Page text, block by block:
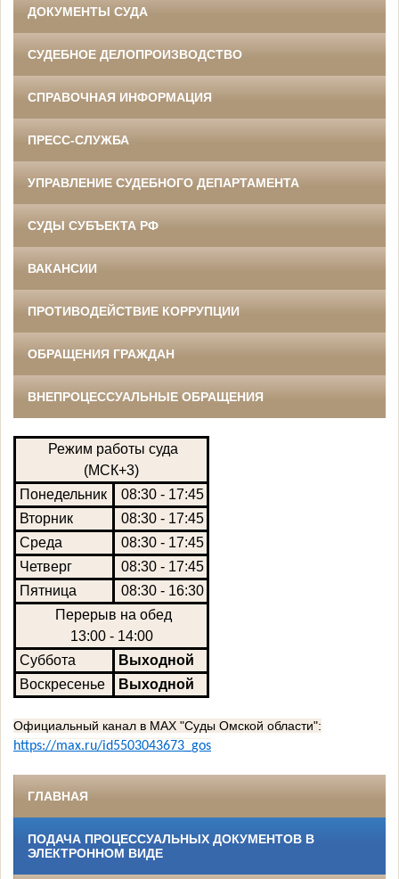
ДОКУМЕНТЫ СУДА
СУДЕБНОЕ ДЕЛОПРОИЗВОДСТВО
СПРАВОЧНАЯ ИНФОРМАЦИЯ
ПРЕСС-СЛУЖБА
УПРАВЛЕНИЕ СУДЕБНОГО ДЕПАРТАМЕНТА
СУДЫ СУБЪЕКТА РФ
ВАКАНСИИ
ПРОТИВОДЕЙСТВИЕ КОРРУПЦИИ
ОБРАЩЕНИЯ ГРАЖДАН
ВНЕПРОЦЕССУАЛЬНЫЕ ОБРАЩЕНИЯ
Режим работы суда
(МСК+3)
Понедельник
08:30 - 17:45
Вторник
08:30 - 17:45
Среда
08:30 - 17:45
Четверг
08:30 - 17:45
Пятница
08:30 - 16:30
Перерыв на обед
13:00 - 14:00
Суббота
Выходной
Воскресенье
Выходной
Официальный канал в МАХ "Суды Омской области":
https://max.ru/id5503043673_ gos
ГЛАВНАЯ
ПОДАЧА ПРОЦЕССУАЛЬНЫХ ДОКУМЕНТОВ В
ЭЛЕКТРОННОМ ВИДЕ